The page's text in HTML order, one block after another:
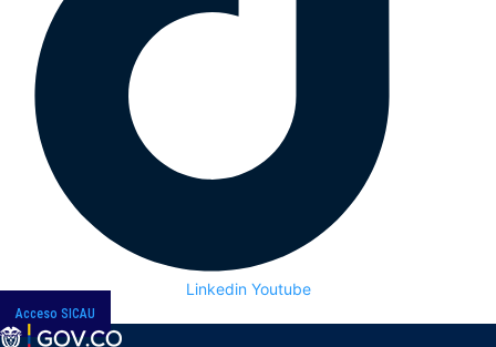
Linkedin Youtube
Acceso SICAU